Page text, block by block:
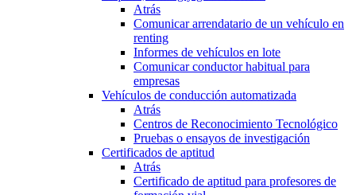
Atrás
Comunicar arrendatario de un vehículo en
renting
Informes de vehículos en lote
Comunicar conductor habitual para
empresas
Vehículos de conducción automatizada
Atrás
Centros de Reconocimiento Tecnológico
Pruebas o ensayos de investigación
Certificados de aptitud
Atrás
Certificado de aptitud para profesores de